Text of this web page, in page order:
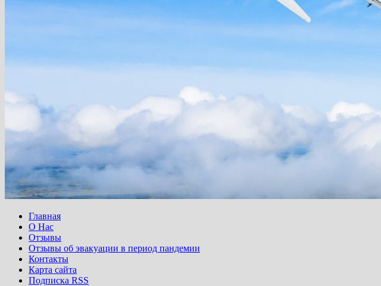
Главная
О Нас
Отзывы
Отзывы об эвакуации в период пандемии
Контакты
Карта сайта
Подписка RSS